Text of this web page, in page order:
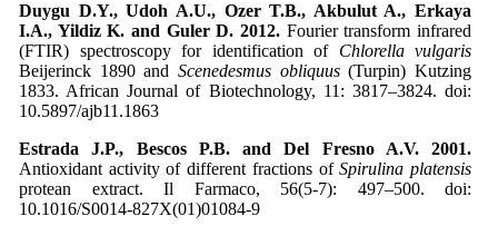
Duygu D.Y., Udoh A.U., Ozer T.B., Akbulut A., Erkaya
I.A., Yildiz K. and Guler D. 2012. Fourier transform infrared
(FTIR) spectroscopy for identification of Chlorella vulgaris
Beijerinck 1890 and Scenedesmus obliquus(Turpin) Kutzing
1833. African Journal of Biotechnology, 11: 3817–3824. doi:
10.5897/ajb11.1863
Estrada J.P., Bescos P.B. and Del Fresno A.V. 2001.
Antioxidant activity of different fractions ofSpirulina platensis
protean extract. Il Farmaco, 56(5-7): 497–500. doi:
10.1016/S0014-827X(01)01084-9